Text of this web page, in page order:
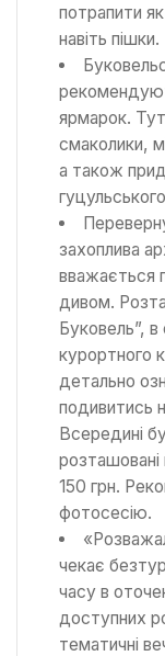
потрапити як
навіть пішки.
ярмарок.
смаколики,
а також
захоплива
вважається
дивом.
Буковель”,
курортного
детально
подивитись
Всередині
150 грн.
фотосесію.
чекає
часу в
доступних
тематичні